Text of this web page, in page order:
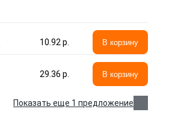
10.92 p. В корзину
29.36 p. В корзину
Показать еще 1 предложение